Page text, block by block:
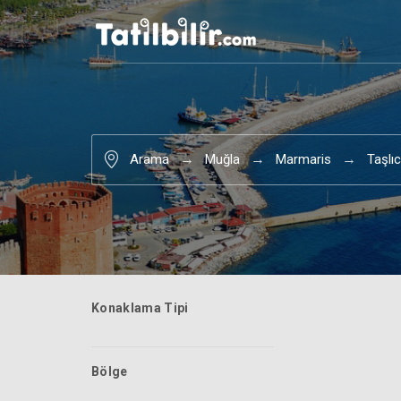
Arama Muğla Marmaris
Konaklama Tipi
Bölge